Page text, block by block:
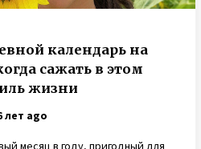
календарь на
сажать в этом
жизни
лет ago
месяц в году, пригодный для